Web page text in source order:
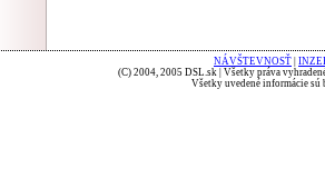
NÁVŠTEVNOSŤ
(C) 2004, 2005 DSL.sk | Všetky práva
Všetky uvedené informácie sú